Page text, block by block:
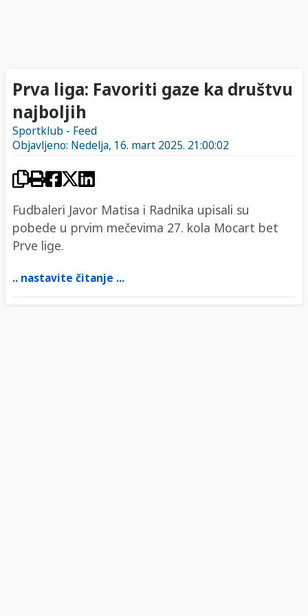
Prva liga: Favoriti gaze ka društvu
najboljih
Sportklub - Feed
Objavljeno: Nedelja, 16. mart 2025. 21:00:02
Fudbaleri Javor Matisa i Radnika upisali su
pobede u prvim mečevima 27. kola Mocart bet
Prve lige.
.. nastavite čitanje ...